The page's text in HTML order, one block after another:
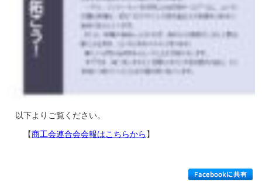
以下よりご覧ください。
【商工会連合会会報はこちらから 】